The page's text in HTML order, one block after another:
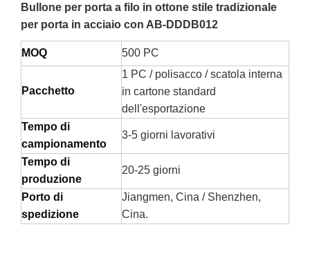
Bullone per porta a filo in ottone stile tradizionale
per porta in acciaio con AB-DDDB012
MOQ 500 PC
Pacchetto
1 PC / polisacco / scatola interna
in cartone standard
dell'esportazione
Tempo di
campionamento
3-5 giorni lavorativi
Tempo di
produzione
20-25 giorni
Porto di
spedizione
Jiangmen, Cina / Shenzhen,
Cina.